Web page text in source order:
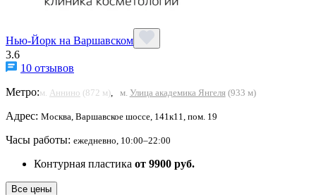
Нью-Йорк на Варшавском
3.6
10 отзывов
Метро:м. Аннино (872 м) м. Улица академика Янгеля(933 м)
Адрес: Москва, Варшавское шоссе, 141к11, пом. 19
Часы работы: ежедневно, 10:00–22:00
Контурная пластика от 9900 руб.
Все цены